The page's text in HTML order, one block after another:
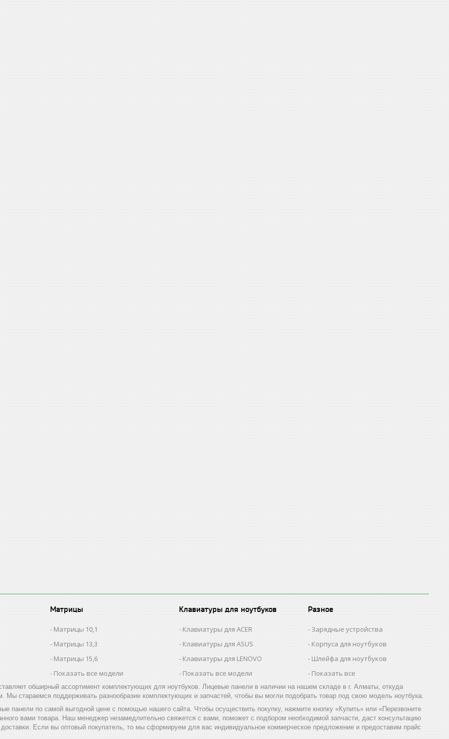
Матрицы
Матрицы 10,1
Матрицы 13,3
Матрицы 15,6
Показать все модели
Клавиатуры для ноутбуков
Клавиатуры для ACER
Клавиатуры для ASUS
Клавиатуры для LENOVO
Показать все модели
Разное
Зарядные устройства
Корпуса для ноутбуков
Шлейфа для ноутбуков
Показать все
обширный ассортимент комплектующих для ноутбуков. Лицевые панели в наличии на нашем складе в г. Алматы, откуда
Мы стараемся поддерживать разнообразие комплектующих и запчастей, чтобы вы могли подобрать товар под свою модель ноутбука.
панели по самой выгодной цене с помощью нашего сайта. Чтобы осуществить покупку, нажмите кнопку «Купить» или «Перезвоните
вами товара. Наш менеджер незамедлительно свяжется с вами, поможет с подбором необходимой запчасти, даст консультацию
Если вы оптовый покупатель, то мы сформируем для вас индивидуальное коммерческое предложение и предоставим прайс